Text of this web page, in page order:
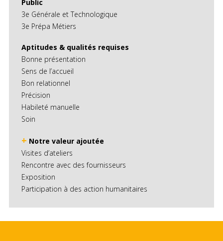
Public
3e Générale et Technologique
3e Prépa Métiers
Aptitudes & qualités requises
Bonne présentation
Sens de l’accueil
Bon relationnel
Précision
Habileté manuelle
Soin
+ Notre valeur ajoutée
Visites d’ateliers
Rencontre avec des fournisseurs
Exposition
Participation à des action humanitaires